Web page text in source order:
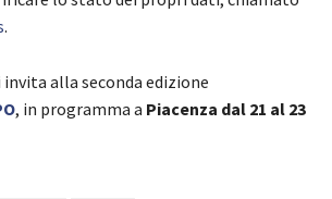
.
invita alla seconda edizione
, in programma a Piacenza dal 21 al 23